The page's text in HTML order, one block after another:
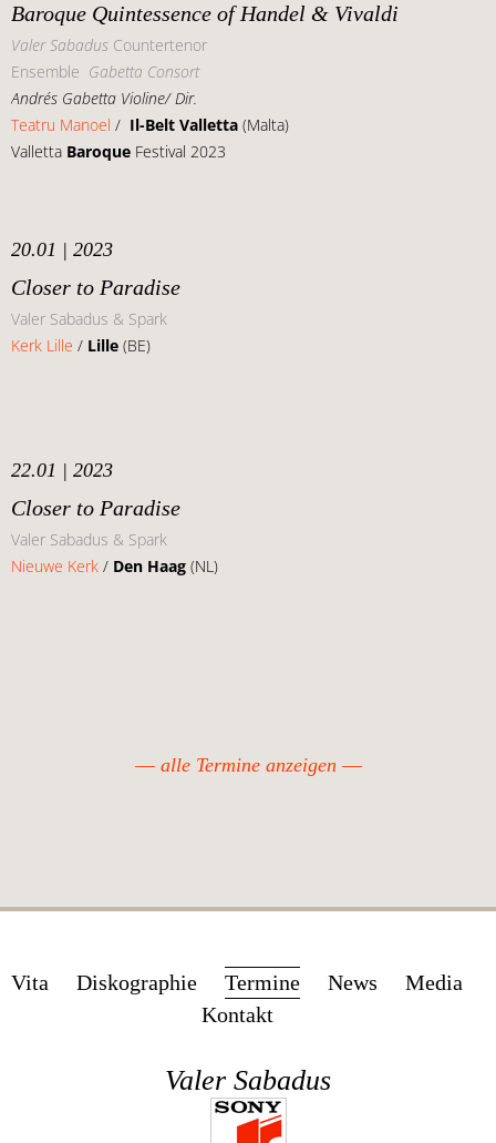
Baroque Quintessence of Handel & Vivaldi
Valer Sabadus Countertenor
Ensemble Gabetta Consort
Andrés Gabetta Violine/ Dir.
Teatru Manoel / Il-Belt Valletta (Malta)
Valletta Baroque Festival 2023
20.01 | 2023
Closer to Paradise
Valer Sabadus & Spark
Kerk Lille / Lille (BE)
22.01 | 2023
Closer to Paradise
Valer Sabadus & Spark
Nieuwe Kerk / Den Haag (NL)
alle Termine anzeigen
Navigation
überspringen
Vita Diskographie Termine News
Media
Kontakt
Valer Sabadus